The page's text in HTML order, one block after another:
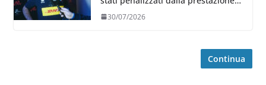
30/07/2026
Continua